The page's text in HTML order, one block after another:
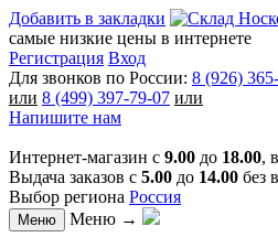
Добавить в закладки
самые низкие цены в интернете
Регистрация Вход
Для звонков по России: 8 (926)
или 8 (499) 397-79-07 или
Напишите нам
Интернет-магазин с 9.00 до 18.00,
Выдача заказов с 5.00 до 14.00 без
Выбор региона Россия
Меню Меню →